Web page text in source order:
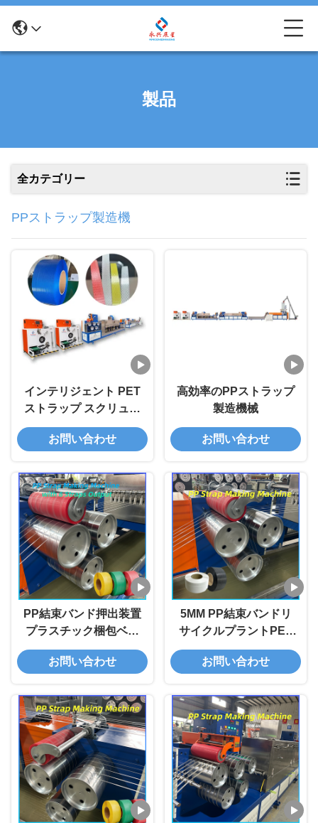
製品
全カテゴリー
PPストラップ製造機
インテリジェント PET
ストラップ スクリュー
デザイン 5-19 ストラッ
プ 幅 サイズ 電圧 380V
お問い合わせ
高効率のPPストラップ
製造機械
お問い合わせ
PP結束バンド押出装置
プラスチック梱包ベル
ト製造装置 製造機
お問い合わせ
5MM PP結束バンドリ
サイクルプラントPET
パッキングストリップ
生産装置
お問い合わせ